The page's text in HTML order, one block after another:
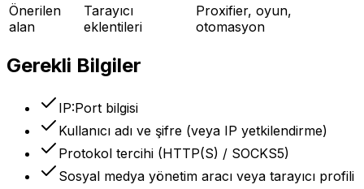
Önerilen
alan
Tarayıcı
eklentileri
Proxifier, oyun,
otomasyon
Gerekli Bilgiler
IP:Port bilgisi
Kullanıcı adı ve şifre (veya IP yetkilendirme)
Protokol tercihi (HTTP(S) / SOCKS5)
Sosyal medya yönetim aracı veya tarayıcı profili